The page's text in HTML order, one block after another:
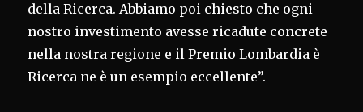
della Ricerca. Abbiamo poi chiesto che ogni
nostro investimento avesse ricadute concrete
nella nostra regione e il Premio Lombardia è
Ricerca ne è un esempio eccellente”.